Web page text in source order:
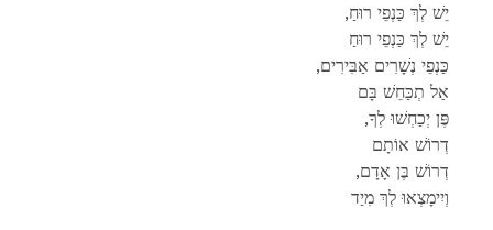
,יֵשׁ לְךְ כַּנְפֵי רוּחַ
יֵשׁ לְךְ כַּנְפֵי רוּחַ
,כַּנְפֵי נְשָׁרִים אַבִּירִים
אַל תְכַּחֵשׁ בָּם
,פֶּן יְכַחְשׁוּ לְךָ
דְרוֹשׁ אוֹתָם
,דְרוֹשׁ בֶּן אָדָם
וְיִימָצְאוּ לְךְ מִיַד